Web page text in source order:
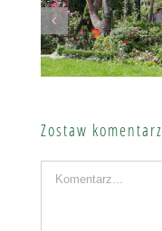
Zostaw komentarz
Komentarz